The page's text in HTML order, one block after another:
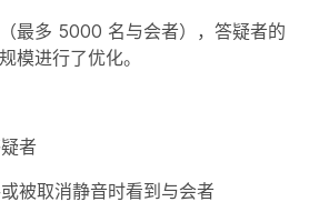
最多 5000 名与会者），答疑者的
模进行了优化。
者
被取消静音时看到与会者